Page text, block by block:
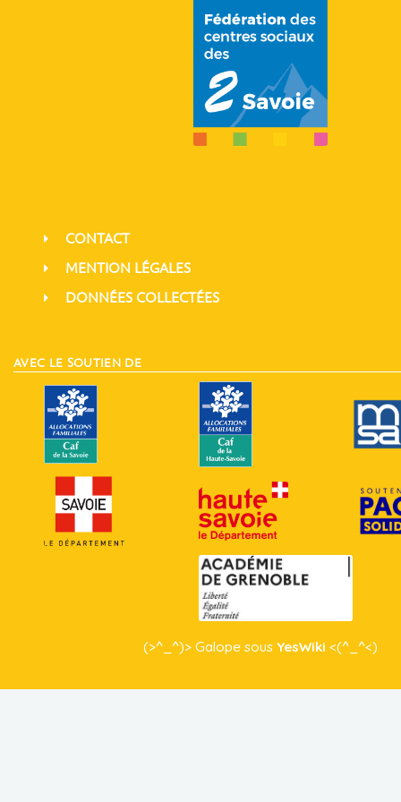
CONTACT
MENTION LÉGALES
DONNÉES COLLECTÉES
AVEC LE SOUTIEN DE
(>^_^)> Galope sousYesWiki <(^_^<)